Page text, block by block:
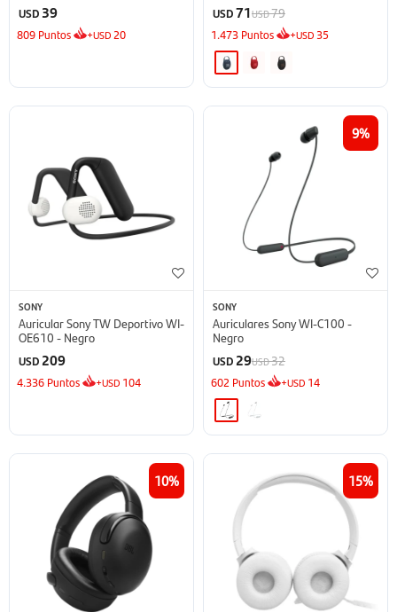
USD 39
809 Puntos +USD 20
USD71USD79
1.473 Puntos +USD 35
SONY
Auricular Sony TW Deportivo WI-
OE610 - Negro
USD 209
4.336 Puntos +USD 104
9
SONY
Auriculares Sony WI-C100 -
Negro
USD 29USD32
602 Puntos +USD 14
10 15